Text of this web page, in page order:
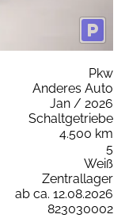
Pkw
Anderes Auto
Jan / 2026
Schaltgetriebe
4.500 km
5
Weiß
Zentrallager
ab ca. 12.08.2026
823030002